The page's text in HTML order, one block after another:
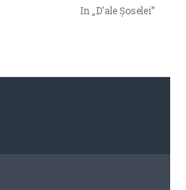
In „D'ale Șoselei”